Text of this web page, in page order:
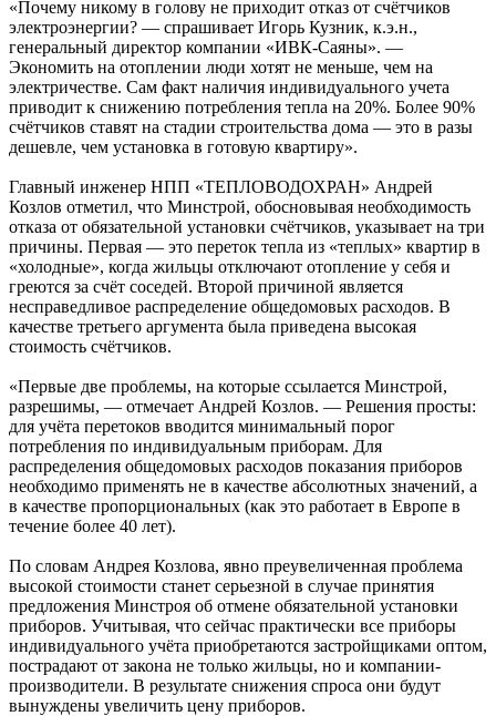
«Почему никому в голову не приходит отказ от счётчиков
электроэнергии? — спрашивает Игорь Кузник, к.э.н.,
генеральный директор компании «ИВК-Саяны». —
Экономить на отоплении люди хотят не меньше, чем на
электричестве. Сам факт наличия индивидуального учета
приводит к снижению потребления тепла на 20%. Более 90%
счётчиков ставят на стадии строительства дома — это в разы
дешевле, чем установка в готовую квартиру».
Главный инженер НПП «ТЕПЛОВОДОХРАН» Андрей
Козлов отметил, что Минстрой, обосновывая необходимость
отказа от обязательной установки счётчиков, указывает на три
причины. Первая — это переток тепла из «теплых» квартир в
«холодные», когда жильцы отключают отопление у себя и
греются за счёт соседей. Второй причиной является
несправедливое распределение общедомовых расходов. В
качестве третьего аргумента была приведена высокая
стоимость счётчиков.
«Первые две проблемы, на которые ссылается Минстрой,
разрешимы, — отмечает Андрей Козлов. — Решения просты:
для учёта перетоков вводится минимальный порог
потребления по индивидуальным приборам. Для
распределения общедомовых расходов показания приборов
необходимо применять не в качестве абсолютных значений, а
в качестве пропорциональных (как это работает в Европе в
течение более 40 лет).
По словам Андрея Козлова, явно преувеличенная проблема
высокой стоимости станет серьезной в случае принятия
предложения Минстроя об отмене обязательной установки
приборов. Учитывая, что сейчас практически все приборы
индивидуального учёта приобретаются застройщиками оптом,
пострадают от закона не только жильцы, но и компании-
производители. В результате снижения спроса они будут
вынуждены увеличить цену приборов.